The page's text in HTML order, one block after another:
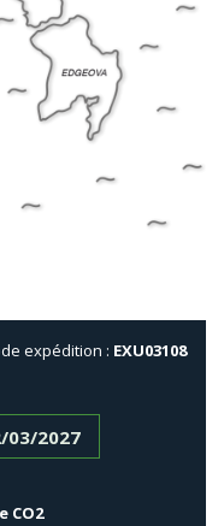
expédition : EXU03108
03/2027
CO2